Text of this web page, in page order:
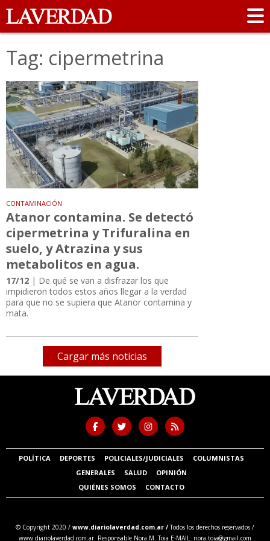
Tag: cipermetrina
CONTAMINACIÓN
Atanor contamina. Se detectó
cipermetrina y Trifuralina en
suelo, y Atrazina y sus
metabolitos en agua.
17/12 | De qué se van a disfrazar los que
impidieron todos estos años llegar a la verdad
para que no se supiera que Atanor contamina y
mata.
Cargar más noticias
POLÍTICA DEPORTES POLICIALES/JUDICIALES
COLUMNISTAS
GENERALES
SALUD
OPINIÓN
QUIÉNES SOMOS
CONTACTO
© Copyright 2020 / www.diariolaverdad.com.ar /Todos los derechos reservados /
www.diariolaverdad.com.ar Responsable Nora M. Toia E-MAIL: nora.toia@gmail.com